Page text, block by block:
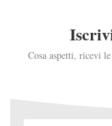
Cosa aspetti, ricevi